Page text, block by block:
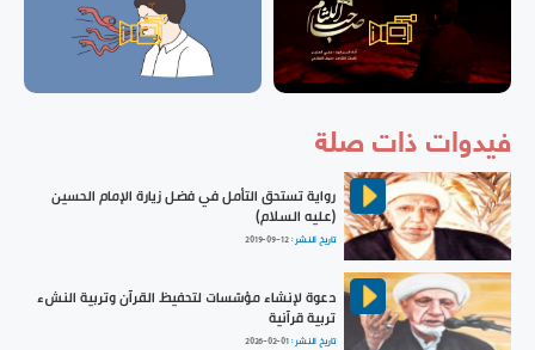
فيدوات ذات صلة
رواية تستحق التأمل في فضل زيارة الإمام الحسين
(عليه السلام)
تاريخ النشر :2019-09-12
دعوة لإنشاء مؤسّسات لتحفيظ القرآن وتربية النشء
تربية قرآنية
تاريخ النشر :2026-02-01